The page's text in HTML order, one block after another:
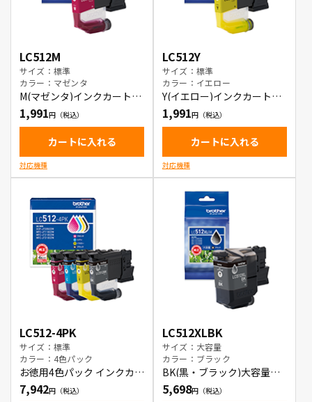
LC512M
サイズ：標準
カラー：マゼンタ
M(マゼンタ)インクカートリ
ッジ
1,991
カートに入れる
対応機種
LC512Y
サイズ：標準
カラー：イエロー
Y(イエロー)インクカートリ
ッジ
1,991
カートに入れる
対応機種
LC512-4PK
サイズ：標準
カラー：4色パック
お徳用4色パック インクカー
トリッジ
7,942
LC512XLBK
サイズ：大容量
カラー：ブラック
BK(黒・ブラック)大容量イ
ンクカートリッジ
5,698